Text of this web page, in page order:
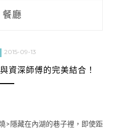
餐廳
2015-09-13
資深師傅的完美結合！
>隱藏在內湖的巷子裡，即使距